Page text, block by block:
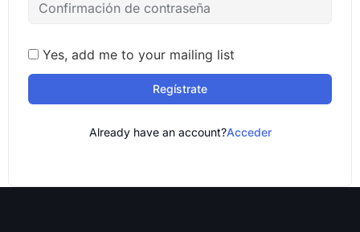
Yes, add me to your mailing list
Regístrate
Already have an account?Acceder